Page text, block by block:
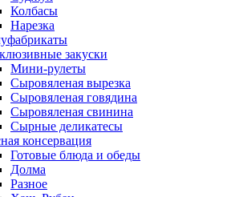
Колбасы
Нарезка
закуски
Мини-рулеты
Сыровяленая вырезка
Сыровяленая говядина
Сыровяленая свинина
Сырные деликатесы
консервация
Готовые блюда и обеды
Долма
Разное